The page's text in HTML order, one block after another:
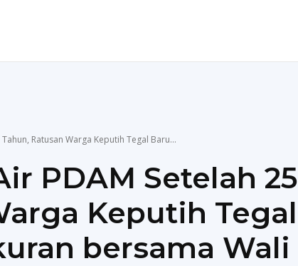
Ratusan Warga Keputih Tegal Baru...
PDAM Setelah 25
Keputih Tegal
bersama Wali